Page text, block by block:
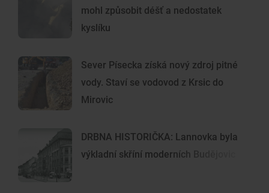
mohl způsobit déšť a nedostatek
kyslíku
Sever Písecka získá nový zdroj pitné
vody. Staví se vodovod z Krsic do
Mirovic
DRBNA HISTORIČKA: Lannovka byla
výkladní skříní moderních Budějovic